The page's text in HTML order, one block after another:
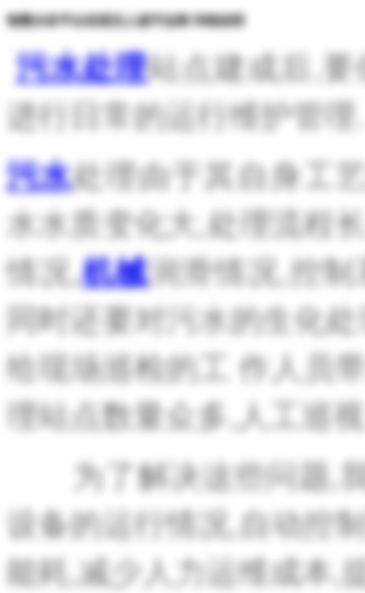
智慧水务平台实现无人值守运维 详细说明
污水处理站点建成后,
进行日常的运行维护管理.
污水处理由于其自身工
水水质变化大,处理流程
情况,机械润滑情况,控
同时还要对污水的生化
给现场巡检的工 作人员
理站点数量众多,人工 巡视
为了解决这些问题,我
设备的运行情况,自动控
能耗,减少人力运维成本,